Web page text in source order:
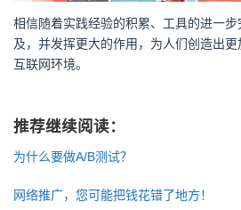
相信随着实践经验的积累、工具的进一
及，并发挥更大的作用，为人们创造出
互联网环境。
推荐继续阅读：
为什么要做A/B测试？
网络推广，您可能把钱花错了地方！